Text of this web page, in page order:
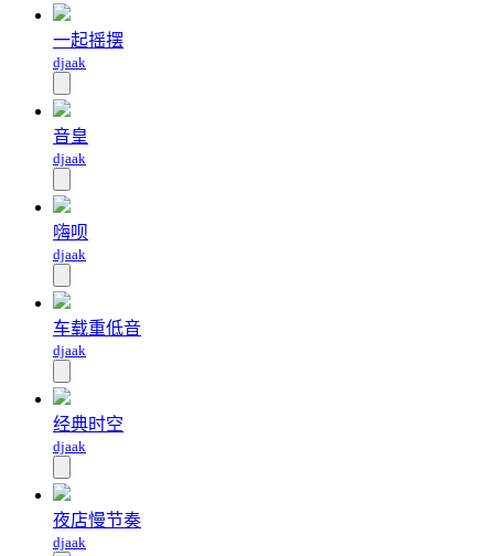
一起摇摆
djaak
音皇
djaak
嗨呗
djaak
车载重低音
djaak
经典时空
djaak
夜店慢节奏
djaak